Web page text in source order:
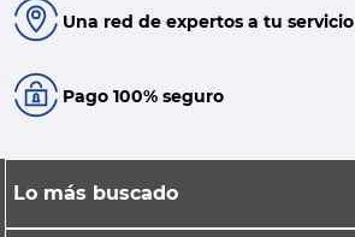
Una red de expertos a tu servicio
Pago 100% seguro
Lo más buscado